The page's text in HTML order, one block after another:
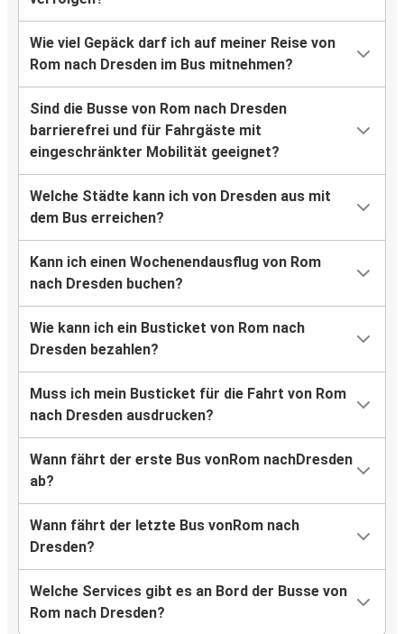
Wie viel Gepäck darf ich auf meiner Reise von
Rom nach Dresden im Bus mitnehmen?
Sind die Busse von Rom nach Dresden
barrierefrei und für Fahrgäste mit
eingeschränkter Mobilität geeignet?
Welche Städte kann ich von Dresden aus mit
dem Bus erreichen?
Kann ich einen Wochenendausflug von Rom
nach Dresden buchen?
Wie kann ich ein Busticket von Rom nach
Dresden bezahlen?
Muss ich mein Busticket für die Fahrt von Rom
nach Dresden ausdrucken?
Wann fährt der erste Bus vonRom nachDresden
ab?
Wann fährt der letzte Bus vonRom nach
Dresden?
Welche Services gibt es an Bord der Busse von
Rom nach Dresden?